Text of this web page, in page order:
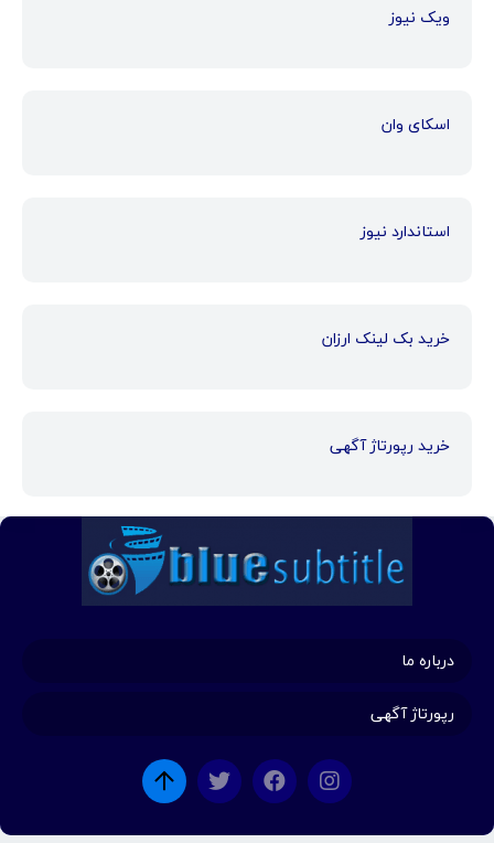
ویک نیوز
اسکای وان
استاندارد نیوز
خرید بک لینک ارزان
خرید رپورتاژ آگهی
درباره ما
رپورتاژ آگهی